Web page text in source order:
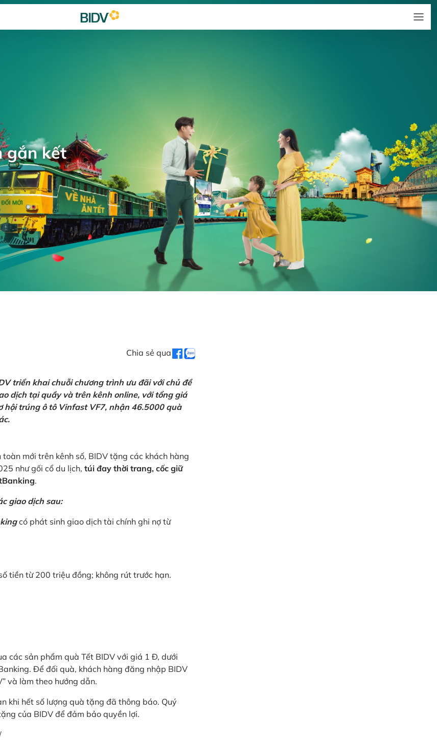
gắn kết
Chia sẻ qua
triển khai chuỗi chương trình ưu đãi với chủ đề
dịch tại quầy và trên kênh online, với tổng giá
hội trúng ô tô Vinfast VF7, nhận 46.5000 quà
mới trên kênh số, BIDV tặng các khách hàng
như gối cổ du lịch, túi đay thời trang, cốc giữ
.
giao dịch sau:
có phát sinh giao dịch tài chính ghi nợ từ
tiền từ 200 triệu đồng; không rút trước hạn.
các sản phẩm quà Tết BIDV với giá 1 Đ, dưới
Để đối quà, khách hàng đăng nhập BIDV
và làm theo hướng dẫn.
khi hết số lượng quà tặng đã thông báo. Quý
của BIDV để đảm bảo quyền lợi.